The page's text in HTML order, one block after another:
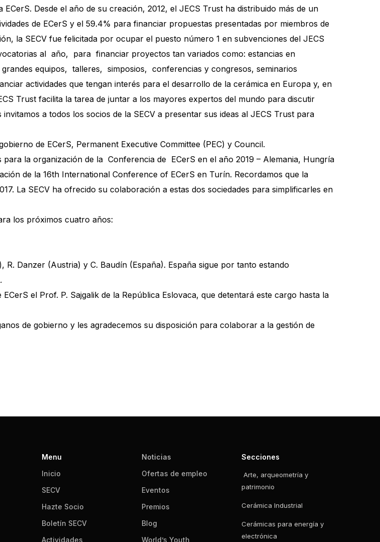
Desde el año de su creación, 2012, el JECS Trust ha distribuido más de un
de ECerS y el 59.4% para financiar propuestas presentadas por miembros de
la SECV fue felicitada por ocupar el puesto número 1 en subvenciones del JECS
al año, para financiar proyectos tan variados como: estancias en
equipos, talleres, simposios, conferencias y congresos, seminarios
actividades que tengan interés para el desarrollo de la cerámica en Europa y, en
Trust facilita la tarea de juntar a los mayores expertos del mundo para discutir
a todos los socios de la SECV a presentar sus ideas al JECS Trust para
de ECerS, Permanent Executive Committee (PEC) y Council.
la organización de la Conferencia de ECerS en el año 2019 – Alemania, Hungría
de la 16th International Conference of ECerS en Turín. Recordamos que la
La SECV ha ofrecido su colaboración a estas dos sociedades para simplificarles en
los próximos cuatro años:
Danzer (Austria) y C. Baudín (España). España sigue por tanto estando
el Prof. P. Sajgalik de la República Eslovaca, que detentará este cargo hasta la
de gobierno y les agradecemos su disposición para colaborar a la gestión de
Menu
Inicio
SECV
Hazte Socio
Boletín SECV
Actividades
Noticias
Ofertas de empleo
Eventos
Premios
Blog
World’s Youth
Secciones
Arte, arqueometría y
patrimonio
Cerámica Industrial
Cerámicas para energía y
electrónica